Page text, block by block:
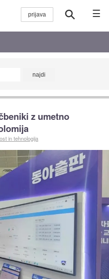
☰
z umetno
in tehnologija